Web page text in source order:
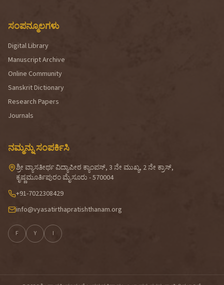
ಸಂಪನ್ಮೂಲಗಳು
Digital Library
Manuscript Archive
Online Community
Sanskrit Dictionary
Research Papers
Journals
ನಮ್ಮನ್ನು ಸಂಪರ್ಕಿಸಿ
ಶ್ರೀ ವ್ಯಾಸತೀರ್ಥ ವಿದ್ಯಾಪೀಠ ಕ್ಯಾಂಪಸ್, 3 ನೇ ಮುಖ್ಯ, 2 ನೇ ಕ್ರಾಸ್,
ಕೃಷ್ಣಮೂರ್ತಿಪುರಂ ಮೈಸೂರು - 570004
+91-7022308429
info@vyasatirthapratishthanam.org
F Y I